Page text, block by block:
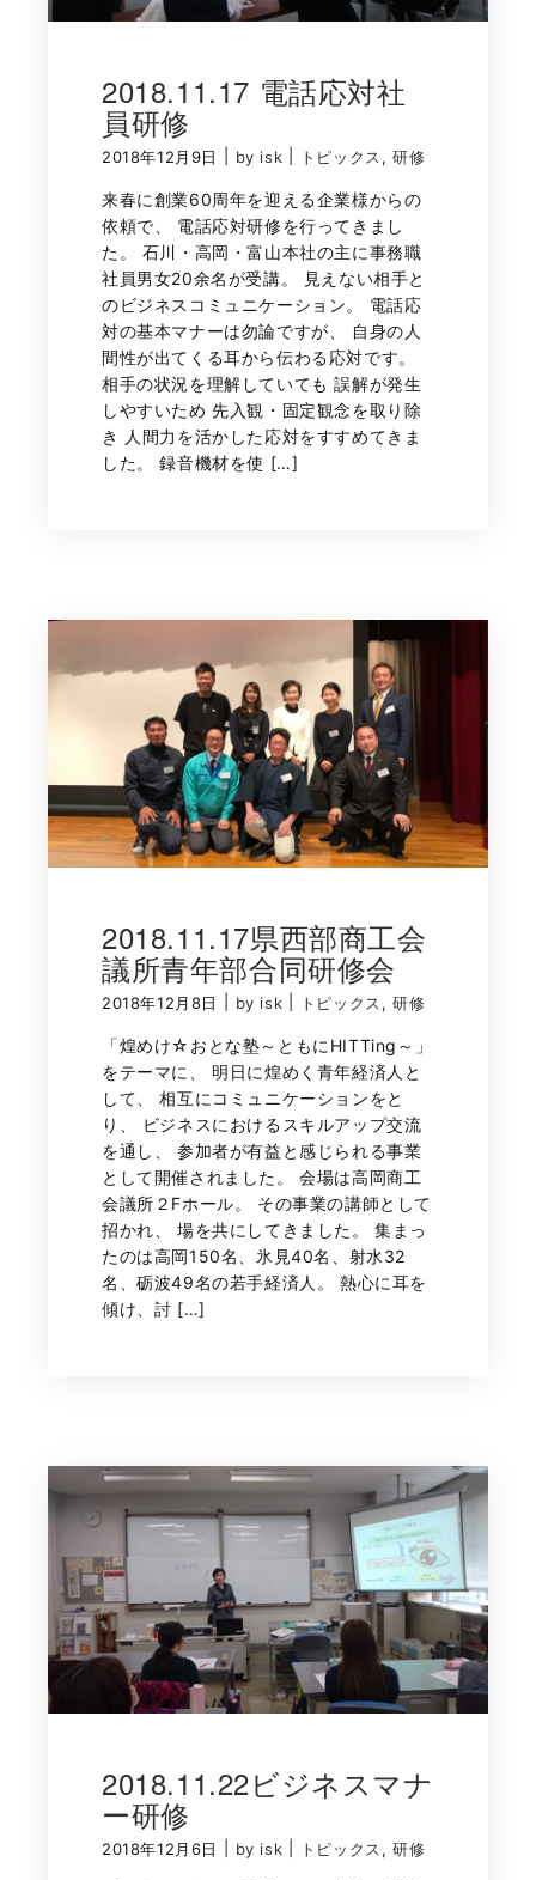
2018.11.17 電話応対社
員研修
2018年12月9日 by isk トピックス,研修
来春に創業60周年を迎える企業様からの
依頼で、 電話応対研修を行ってきまし
た。 石川・高岡・富山本社の主に事務職
社員男女20余名が受講。 見えない相手と
のビジネスコミュニケーション。 電話応
対の基本マナーは勿論ですが、 自身の人
間性が出てくる耳から伝わる応対です。
相手の状況を理解していても 誤解が発生
しやすいため 先入観・固定観念を取り除
き 人間力を活かした応対をすすめてきま
した。 録音機材を使 […]
2018.11.17県西部商工会
議所青年部合同研修会
2018年12月8日 by isk トピックス,研修
「煌めけ☆おとな塾～ともにHITTing～」
をテーマに、 明日に煌めく青年経済人と
して、 相互にコミュニケーションをと
り、 ビジネスにおけるスキルアップ交流
を通し、 参加者が有益と感じられる事業
として開催されました。 会場は高岡商工
会議所２Fホール。 その事業の講師として
招かれ、 場を共にしてきました。 集まっ
たのは高岡150名、氷見40名、射水32
名、砺波49名の若手経済人。 熱心に耳を
傾け、討 […]
2018.11.22ビジネスマナ
ー研修
2018年12月6日 by isk トピックス,研修